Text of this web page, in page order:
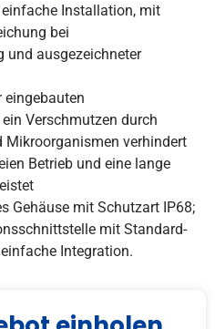
Installation, mit
bei
und ausgezeichneter
eingebauten
Verschmutzen durch
Mikroorganismen verhindert
Betrieb und eine lange
Gehäuse mit Schutzart IP68;
mit Standard-
Integration.